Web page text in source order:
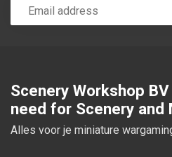
Scenery Workshop
need for Scenery and
Alles voor je miniature